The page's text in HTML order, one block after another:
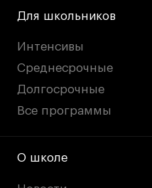
Для школьников
Интенсивы
Среднесрочные
Долгосрочные
Все программы
О школе